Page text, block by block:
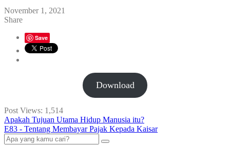
November 1, 2021
Share
Save
Download
Post Views: 1,514
Apakah Tujuan Utama Hidup Manusia itu?
E83 - Tentang Membayar Pajak Kepada Kaisar